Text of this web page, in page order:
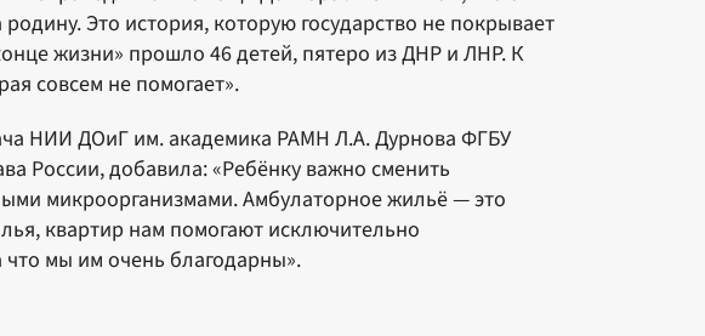
Это история, которую государство не покрывает
жизни» прошло 46 детей, пятеро из ДНР и ЛНР. К
совсем не помогает».
НИИ ДОиГ им. академика РАМН Л.А. Дурнова ФГБУ
России, добавила: «Ребёнку важно сменить
микроорганизмами. Амбулаторное жильё — это
квартир нам помогают исключительно
мы им очень благодарны».